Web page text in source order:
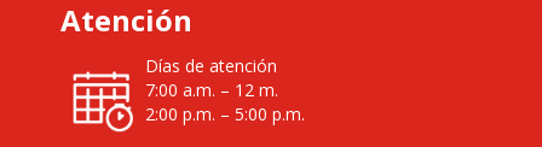
Atención
Días de atención
7:00 a.m. – 12 m.
2:00 p.m. – 5:00 p.m.